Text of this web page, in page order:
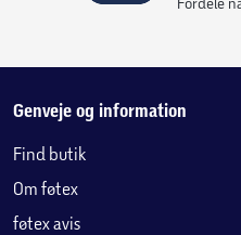
1 samlekort inkluderet: Lær
nemt at holde styr på dine
serie i LPS-universet.
Genveje og information
Find butik
Om føtex
føtex avis